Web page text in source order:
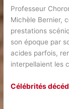
Professeur
Michèle Bernier,
prestations
son époque par
acides parfois,
interpellaient les
Célébrités